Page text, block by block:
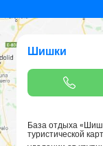
Шишки
База отдыха
туристической